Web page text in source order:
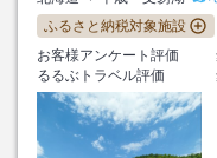
ふるさと納税対象施設
お客様アンケート評価
るるぶトラベル評価